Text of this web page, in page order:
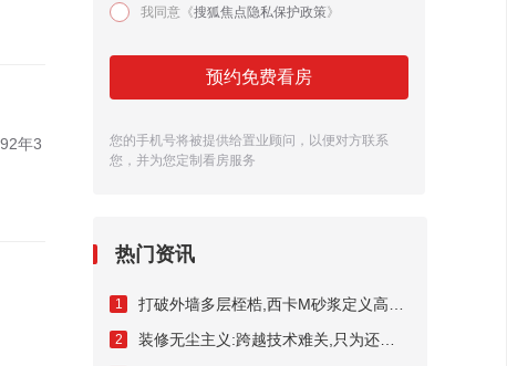
年3
我同意《搜狐焦点隐私保护政策》
预约免费看房
您的手机号将被提供给置业顾问，以便对方联系
您，并为您定制看房服务
热门资讯
1
2